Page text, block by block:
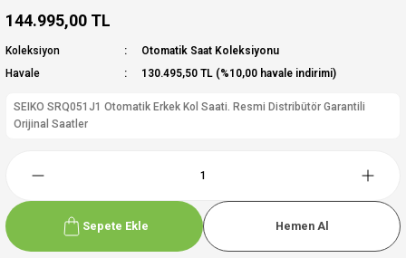
144.995,00 TL
Koleksiyon
Otomatik Saat Koleksiyonu
Havale
130.495,50 TL (%10,00 havale indirimi)
SEIKO SRQ051J1 Otomatik Erkek Kol Saati. Resmi Distribütör Garantili
Orijinal Saatler
Sepete Ekle Hemen Al